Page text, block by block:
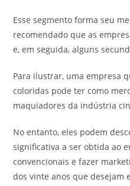
Esse segmento forma seu
recomendado que as
e, em seguida, alguns
Para ilustrar, uma empresa
coloridas pode ter como
maquiadores da indústria
No entanto, eles podem
significativa a ser obtida ao
convencionais e fazer
dos vinte anos que desejam